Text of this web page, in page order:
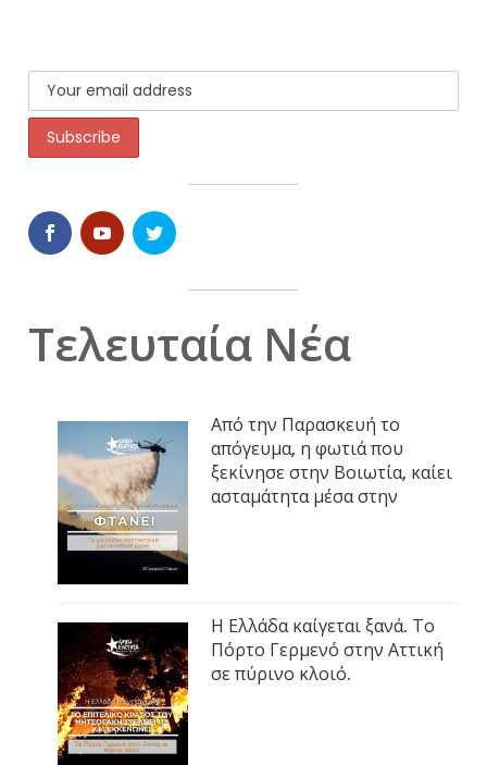
Τελευταία Νέα
Από την Παρασκευή το
απόγευμα, η φωτιά που
ξεκίνησε στην Βοιωτία, καίει
ασταμάτητα μέσα στην
Η Ελλάδα καίγεται ξανά. Το
Πόρτο Γερμενό στην Αττική
σε πύρινο κλοιό.